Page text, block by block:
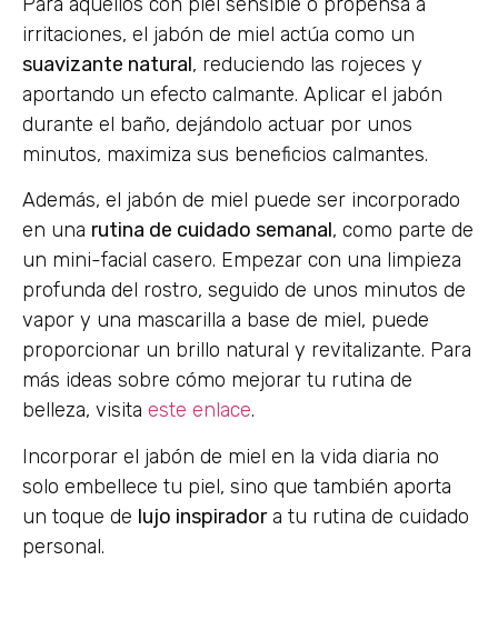
irritaciones, el jabón de miel actúa como un
suavizante natural, reduciendo las rojeces y
aportando un efecto calmante. Aplicar el jabón
durante el baño, dejándolo actuar por unos
minutos, maximiza sus beneficios calmantes.
Además, el jabón de miel puede ser incorporado
en una rutina de cuidado semanal, como parte de
un mini-facial casero. Empezar con una limpieza
profunda del rostro, seguido de unos minutos de
vapor y una mascarilla a base de miel, puede
proporcionar un brillo natural y revitalizante. Para
más ideas sobre cómo mejorar tu rutina de
belleza, visita este enlace.
Incorporar el jabón de miel en la vida diaria no
solo embellece tu piel, sino que también aporta
un toque de lujo inspiradora tu rutina de cuidado
personal.